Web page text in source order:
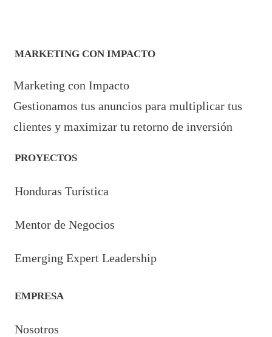
MARKETING CON IMPACTO
Marketing con Impacto
Gestionamos tus anuncios para multiplicar tus
clientes y maximizar tu retorno de inversión
PROYECTOS
Honduras Turística
Mentor de Negocios
Emerging Expert Leadership
EMPRESA
Nosotros